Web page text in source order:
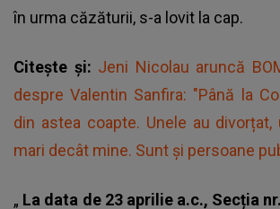
în urma căzăturii, s-a lovit la cap.
Citește și: Jeni Nicolau aruncă
despre Valentin Sanfira: "Până la
din astea coapte. Unele au
mari decât mine. Sunt și persoane
„ La data de 23 aprilie a.c., Secția